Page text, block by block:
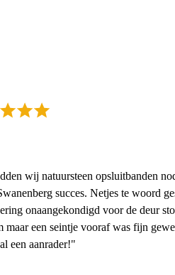
wij natuursteen opsluitbanden
succes. Netjes te woord
onaangekondigd voor de deur
maar een seintje vooraf was fijn
een aanrader!"